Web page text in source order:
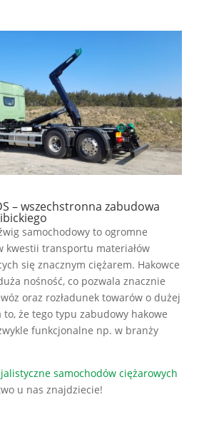
– wszechstronna zabudowa
samochodowy to ogromne
kwestii transportu materiałów
się znacznym ciężarem. Hakowce
nośność, co pozwala znacznie
oraz rozładunek towarów o dużej
to, że tego typu zabudowy hakowe
funkcjonalne np. w branży
samochodów ciężarowych
u nas znajdziecie!